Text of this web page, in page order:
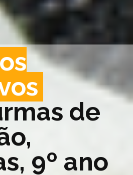
de
9º ano